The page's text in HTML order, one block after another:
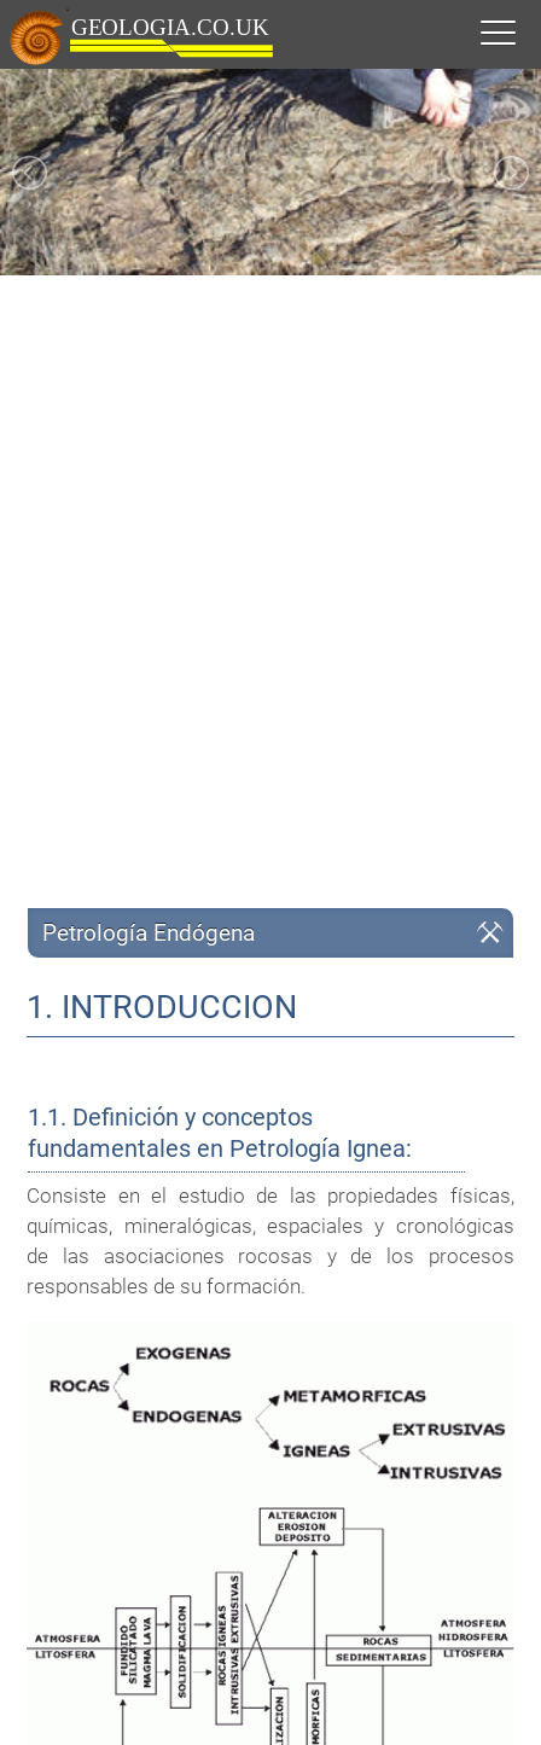
Petrología Endógena
1. INTRODUCCION
1.1. Definición y conceptos
fundamentales en Petrología Ignea:
Consiste en el estudio de las propiedades físicas,
químicas, mineralógicas, espaciales y cronológicas
de las asociaciones rocosas y de los procesos
responsables de su formación.